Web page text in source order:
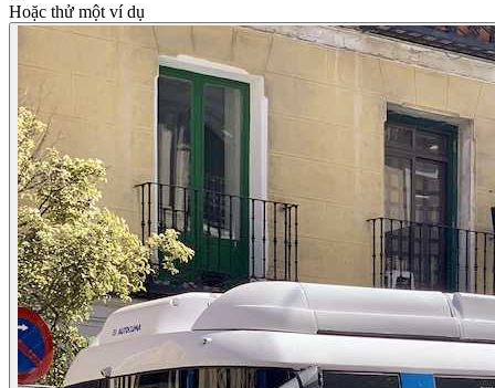
Hoặc thử một ví dụ